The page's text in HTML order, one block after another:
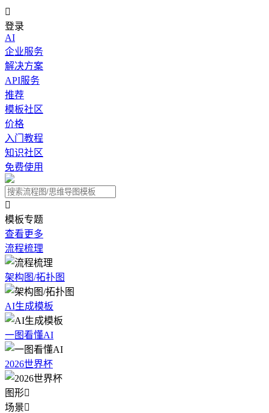

登录
AI
企业服务
解决方案
API服务
推荐
模板社区
价格
入门教程
知识社区
免费使用

模板专题
查看更多
流程梳理
架构图/拓扑图
AI生成模板
一图看懂AI
2026世界杯
图形
场景